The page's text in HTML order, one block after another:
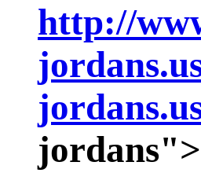
http://
jordans">